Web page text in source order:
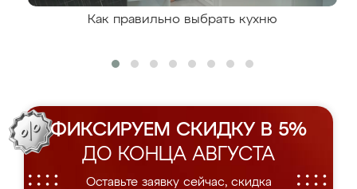
Как правильно выбрать кухню
ФИКСИРУЕМ СКИДКУ В 5%
ДО КОНЦА АВГУСТА
Оставьте заявку сейчас, скидка